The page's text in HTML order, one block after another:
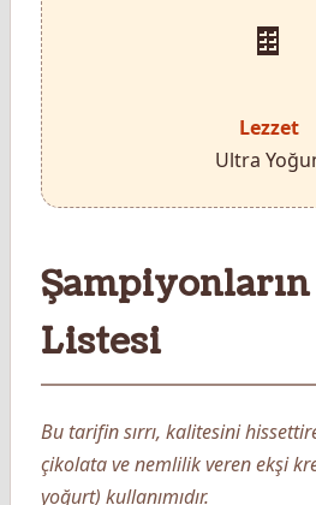
🍫
Lezzet
Ultra
Listesi
Bu tarifin sırrı, kalitesini
çikolata ve nemlilik veren ekşi
yoğurt) kullanımıdır.